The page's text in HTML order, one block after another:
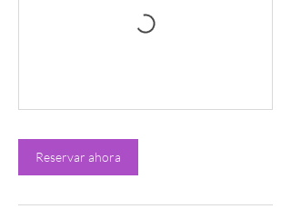
Reservar ahora